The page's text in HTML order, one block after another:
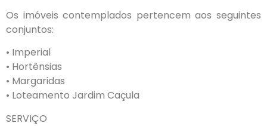
Os imóveis contemplados pertencem aos seguintes
conjuntos:
• Imperial
• Hortênsias
• Margaridas
• Loteamento Jardim Caçula
SERVIÇO